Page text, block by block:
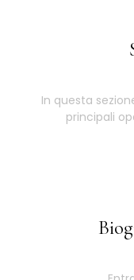
In questa
principali